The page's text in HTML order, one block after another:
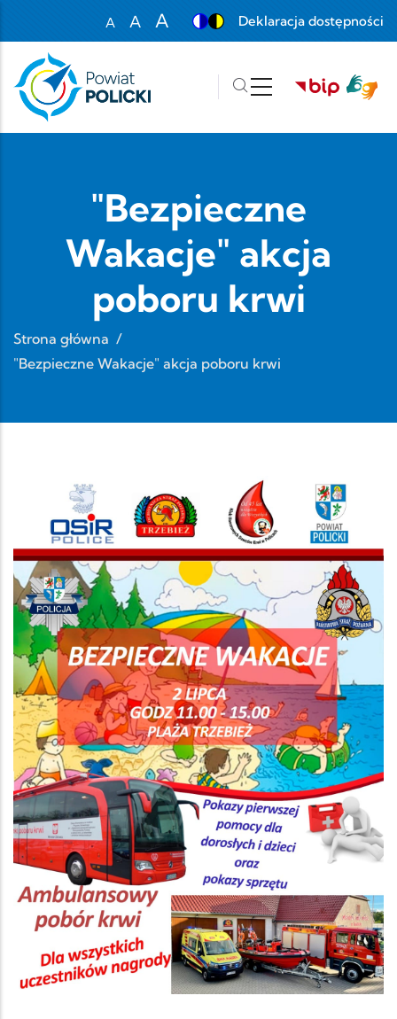
A
Set font size to 100%
A
A
Deklaracja dostępności
"Bezpieczne
Wakacje" akcja
poboru krwi
Strona główna /
"Bezpieczne Wakacje" akcja poboru krwi